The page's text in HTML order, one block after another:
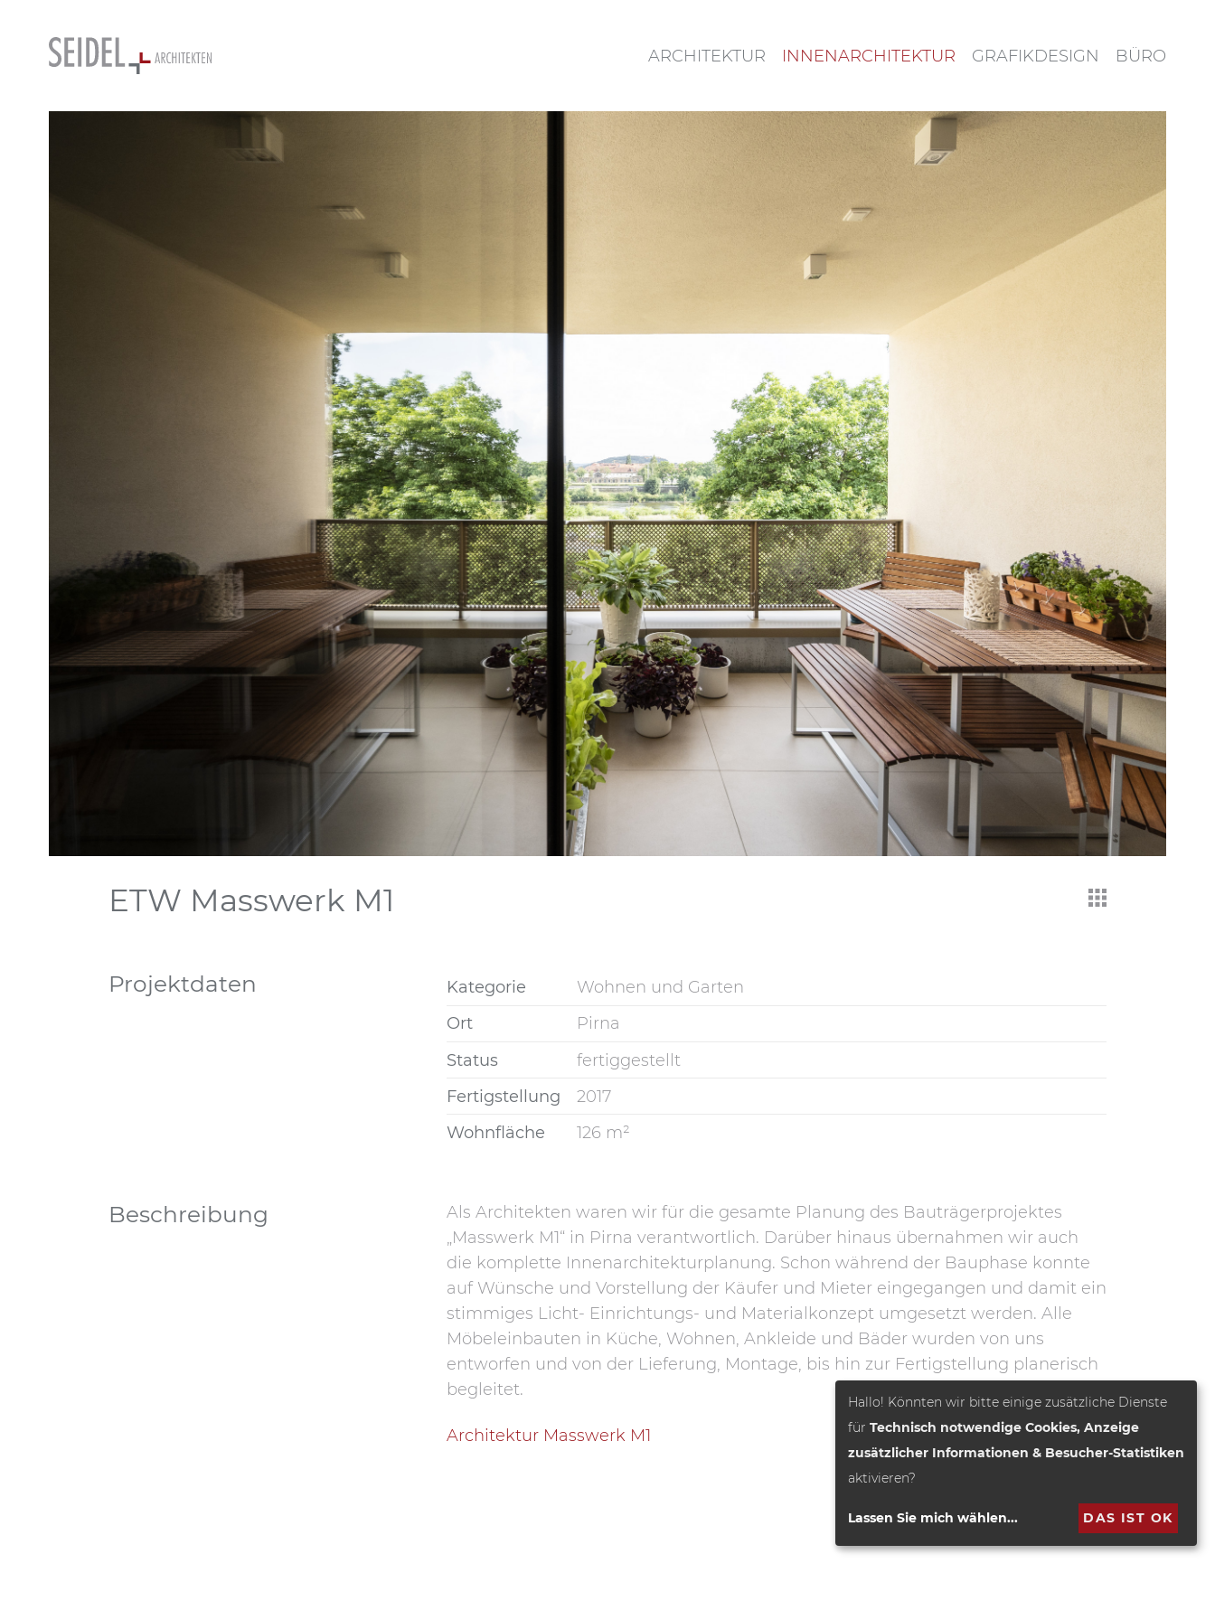
ARCHITEKTUR INNENARCHITEKTUR GRAFIKDESIGN BÜRO
ETW Masswerk M1
Projektdaten Kategorie
Wohnen und Garten
Ort
Pirna
Status
fertiggestellt
Fertigstellung
2017
Wohnfläche
126 m²
Beschreibung
Als Architekten waren wir für die gesamte Planung des Bauträgerprojektes
„Masswerk M1“ in Pirna verantwortlich. Darüber hinaus übernahmen wir auch
die komplette Innenarchitekturplanung. Schon während der Bauphase konnte
auf Wünsche und Vorstellung der Käufer und Mieter eingegangen und damit ein
stimmiges Licht- Einrichtungs- und Materialkonzept umgesetzt werden. Alle
Möbeleinbauten in Küche, Wohnen, Ankleide und Bäder wurden von uns
entworfen und von der Lieferung, Montage, bis hin zur Fertigstellung planerisch
begleitet.
Architektur Masswerk M1
Hallo! Könnten wir bitte einige zusätzliche Dienste
für Technisch notwendige Cookies, Anzeige
zusätzlicher Informationen & Besucher-Statistiken
aktivieren?
Lassen Sie mich wählen... DAS IST OK